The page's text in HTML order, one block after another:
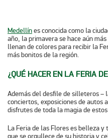
Medellínes conocida como la
año, la primavera se hace aún
llenan de colores para recibir la
más bonitos de la región.
¿QUÉ HACER EN LA FERIA
Además del desfile de silleteros –
conciertos, exposiciones de autos
disfrutes de toda la magia de
La Feria de las Flores es belleza
que se orgullece de su historia y